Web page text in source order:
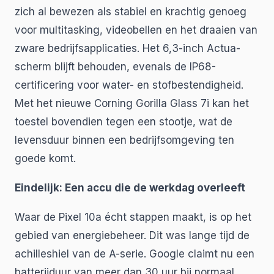
zich al bewezen als stabiel en krachtig genoeg
voor multitasking, videobellen en het draaien van
zware bedrijfsapplicaties. Het 6,3-inch Actua-
scherm blijft behouden, evenals de IP68-
certificering voor water- en stofbestendigheid.
Met het nieuwe Corning Gorilla Glass 7i kan het
toestel bovendien tegen een stootje, wat de
levensduur binnen een bedrijfsomgeving ten
goede komt.
Eindelijk: Een accu die de werkdag overleeft
Waar de Pixel 10a écht stappen maakt, is op het
gebied van energiebeheer. Dit was lange tijd de
achilleshiel van de A-serie. Google claimt nu een